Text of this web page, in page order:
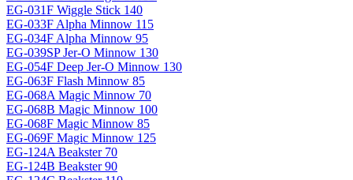
EG-031F Wiggle Stick 140
EG-033F Alpha Minnow 115
EG-034F Alpha Minnow 95
EG-039SP Jer-O Minnow 130
EG-054F Deep Jer-O Minnow 130
EG-063F Flash Minnow 85
EG-068A Magic Minnow 70
EG-068B Magic Minnow 100
EG-068F Magic Minnow 85
EG-069F Magiс Minnow 125
EG-124A Beakster 70
EG-124B Beakster 90